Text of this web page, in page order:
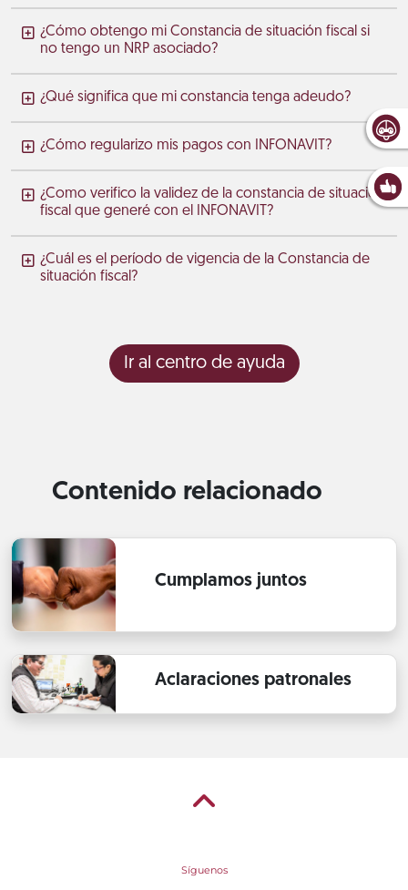
¿Cómo obtengo mi Constancia de situación fiscal si
no tengo un NRP asociado?
¿Qué significa que mi constancia tenga adeudo?
¿Cómo regularizo mis pagos con INFONAVIT?
¿Como verifico la validez de la constancia de situación
fiscal que generé con el INFONAVIT?
¿Cuál es el período de vigencia de la Constancia de
situación fiscal?
Ir al centro de ayuda
Contenido relacionado
Cumplamos juntos
Aclaraciones patronales
Síguenos